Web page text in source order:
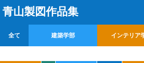
青山製図作品集
全て 建築学部 インテリア